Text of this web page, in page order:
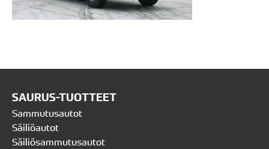
SAURUS-TUOTTEET
Sammutusautot
Säiliöautot
Säiliösammutusautot